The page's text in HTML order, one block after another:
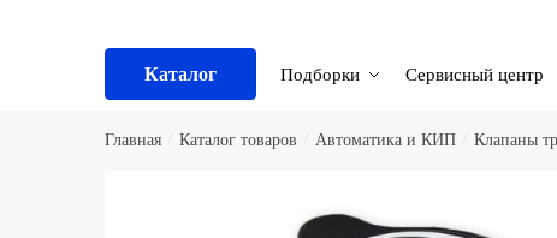
Каталог Подборки Сервисный центр
Главная Каталог товаров Автоматика и КИП Клапаны